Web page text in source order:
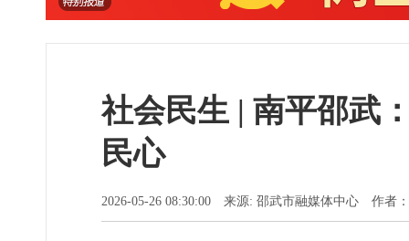
社会民生 | 南平邵武
民心
2026-05-26 08:30:00 来源: 邵武市融媒体中心 作者